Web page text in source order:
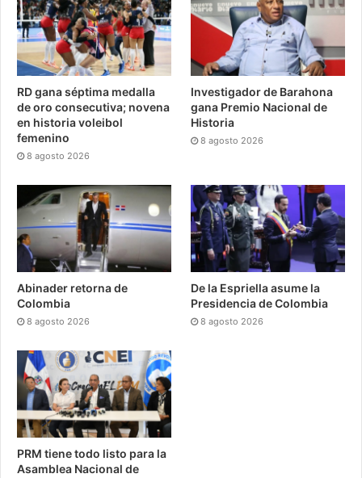
RD gana séptima medalla
de oro consecutiva; novena
en historia voleibol
femenino
8 agosto 2026
Investigador de Barahona
gana Premio Nacional de
Historia
8 agosto 2026
Abinader retorna de
Colombia
8 agosto 2026
De la Espriella asume la
Presidencia de Colombia
8 agosto 2026
PRM tiene todo listo para la
Asamblea Nacional de